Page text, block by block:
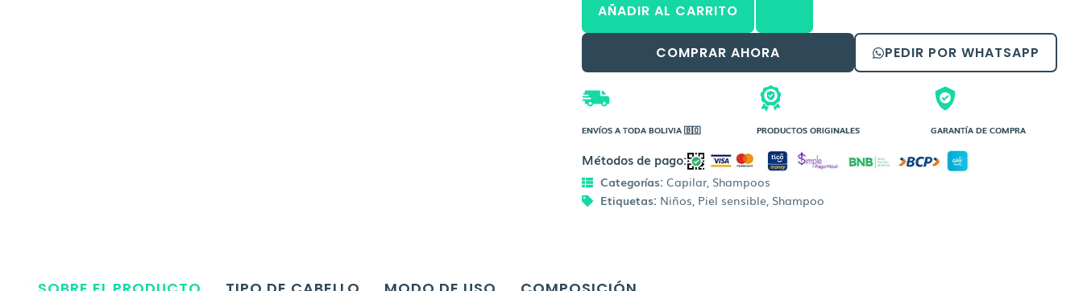
Shampoo
AÑADIR AL CARRITO
COMPRAR AHORA PEDIR POR WHATSAPP
ENVÍOS A TODA BOLIVIA 🇧🇴 PRODUCTOS ORIGINALES GARANTÍA DE COMPRA
Métodos de pago:
Categorías: Capilar, Shampoos
Etiquetas: Niños Piel sensible, Shampoo